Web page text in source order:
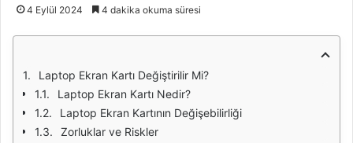
4 Eylül 2024 4 dakika okuma süresi
Laptop Ekran Kartı Değiştirilir Mi?
Laptop Ekran Kartı Nedir?
Laptop Ekran Kartının Değişebilirliği
Zorluklar ve Riskler